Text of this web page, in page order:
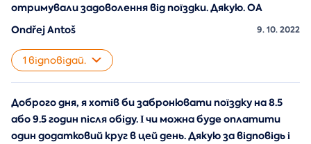
отримували задоволення від поїздки. Дякую. OA
9. 10. 2022
Ondřej Antoš
1 відповідай.
Доброго дня, я хотів би забронювати поїздку на 8.5
або 9.5 годин після обіду. І чи можна буде оплатити
один додатковий круг в цей день. Дякую за відповідь і